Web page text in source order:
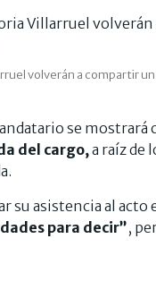
volverán a compartir
se
del cargo, a raíz de
su asistencia al
para decir”,